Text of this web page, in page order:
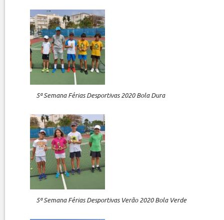
5ª Semana Férias Desportivas 2020 Bola Dura
5ª Semana Férias Desportivas Verão 2020 Bola Verde